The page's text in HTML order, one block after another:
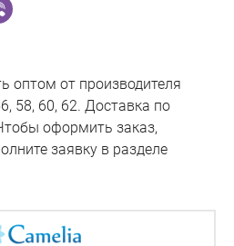
оптом от производителя
58, 60, 62. Доставка по
оформить заказ,
заявку в разделе